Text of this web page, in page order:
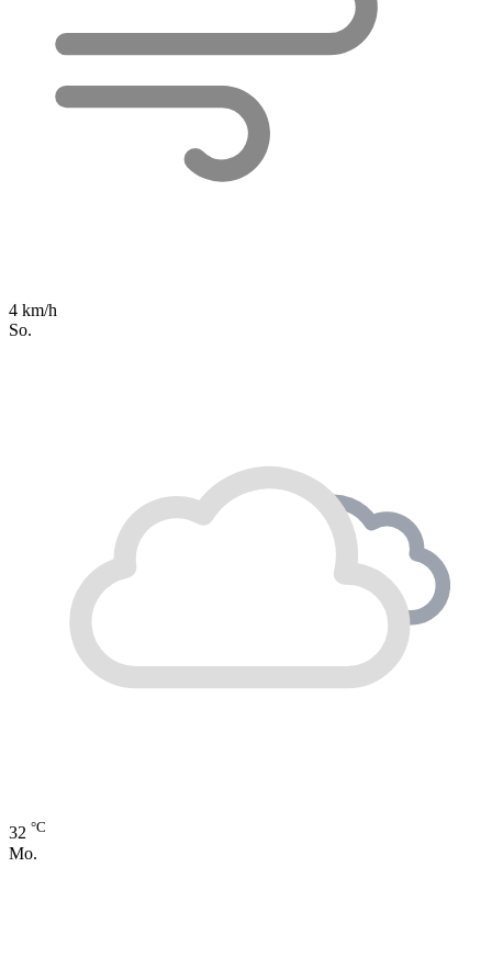
4 km/h
So.
32 °C
Mo.